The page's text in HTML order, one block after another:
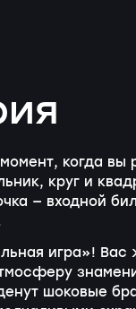
когда вы
круг и
— входной
игра»!
шоковые